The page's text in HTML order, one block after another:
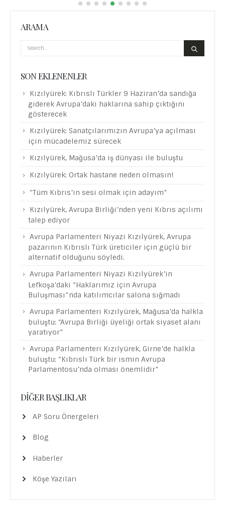
ARAMA
SON EKLENENLER
Kızılyürek: Kıbrıslı Türkler 9 Haziran’da sandığa
giderek Avrupa’daki haklarına sahip çıktığını
gösterecek
Kızılyürek: Sanatçılarımızın Avrupa’ya açılması
için mücadelemiz sürecek
Kızılyürek, Mağusa’da iş dünyası ile buluştu
Kızılyürek: Ortak hastane neden olmasın!
“Tüm Kıbrıs’ın sesi olmak için adayım”
Kızılyürek, Avrupa Birliği’nden yeni Kıbrıs açılımı
talep ediyor
Avrupa Parlamenteri Niyazi Kızılyürek, Avrupa
pazarının Kıbrıslı Türk üreticiler için güçlü bir
alternatif olduğunu söyledi.
Avrupa Parlamenteri Niyazi Kızılyürek’in
Lefkoşa’daki “Haklarımız için Avrupa
Buluşması”nda katılımcılar salona sığmadı
Avrupa Parlamenteri Kızılyürek, Mağusa’da halkla
buluştu: “Avrupa Birliği üyeliği ortak siyaset alanı
yaratıyor”
Avrupa Parlamenteri Kızılyürek, Girne’de halkla
buluştu: “Kıbrıslı Türk bir ismin Avrupa
Parlamentosu’nda olması önemlidir”
DIĞER BAŞLIKLAR
AP Soru Önergeleri
Blog
Haberler
Köşe Yazıları